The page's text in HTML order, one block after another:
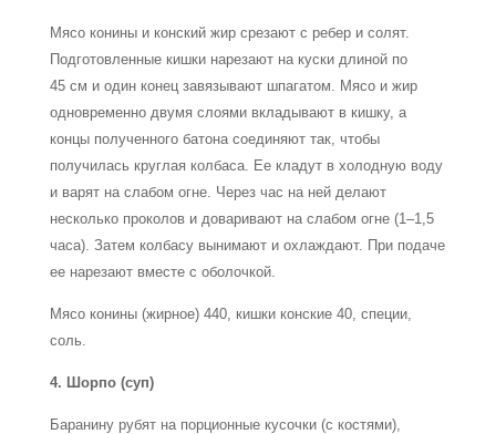
Мясо конины и конский жир срезают с ребер и солят.
Подготовленные кишки нарезают на куски длиной по
45 см и один конец завязывают шпагатом. Мясо и жир
одновременно двумя слоями вкладывают в кишку, а
концы полученного батона соединяют так, чтобы
получилась круглая колбаса. Ее кладут в холодную воду
и варят на слабом огне. Через час на ней делают
несколько проколов и доваривают на слабом огне (1–1,5
часа). Затем колбасу вынимают и охлаждают. При подаче
ее нарезают вместе с оболочкой.
Мясо конины (жирное) 440, кишки конские 40, специи,
соль.
4. Шорпо (суп)
Баранину рубят на порционные кусочки (с костями),